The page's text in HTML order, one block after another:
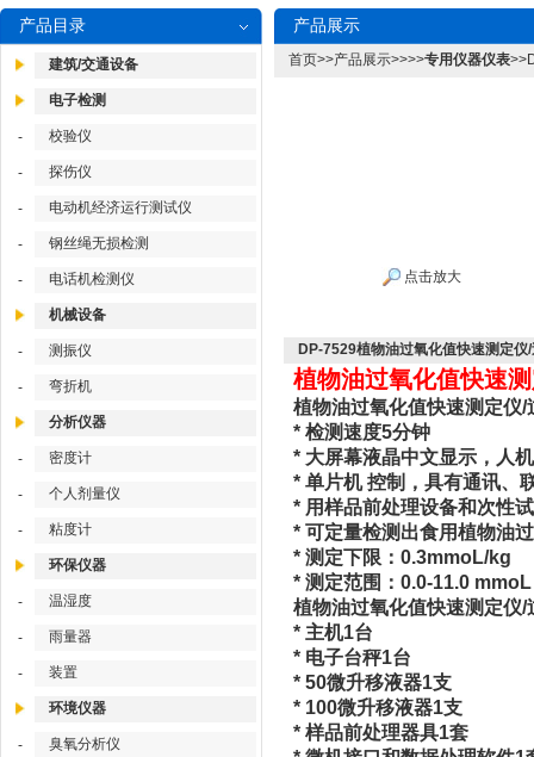
产品目录
建筑/交通设备
电子检测
- 校验仪
- 探伤仪
- 电动机经济运行测试仪
- 钢丝绳无损检测
- 电话机检测仪
机械设备
- 测振仪
- 弯折机
分析仪器
- 密度计
- 个人剂量仪
- 粘度计
环保仪器
- 温湿度
- 雨量器
- 装置
环境仪器
- 臭氧分析仪
产品展示
首页>>产品展示>>>>专用仪器仪表
点击放大
DP-7529植物油过氧化值快速测定仪
植物油过氧化值快速
植物油过氧化值快速测定仪
* 检测速度5分钟
* 大屏幕液晶中文显示，人
* 单片机 控制，具有通讯、
* 用样品前处理设备和次性
* 可定量检测出食用植物油
* 测定下限：0.3mmoL/kg
* 测定范围：0.0-11.0
植物油过氧化值快速测定仪
* 主机1台
* 电子台秤1台
* 50微升移液器1支
* 100微升移液器1支
* 样品前处理器具1套